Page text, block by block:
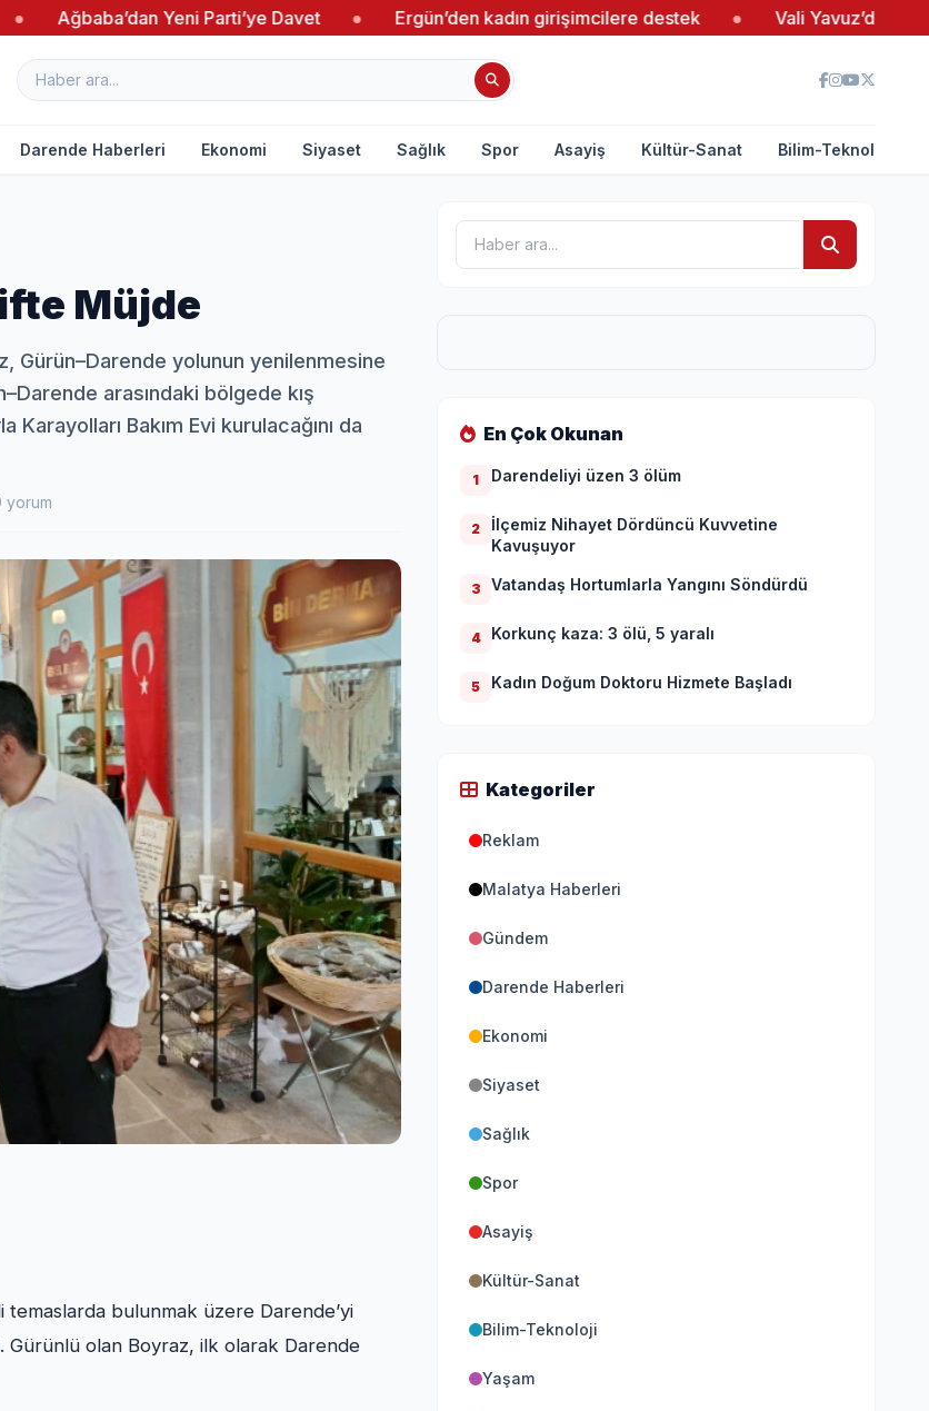
Yeni Parti’ye Davet ● Ergün’den kadın girişimcilere destek ● Vali Yavuz’dan Bedeste Tam
Darende Haberleri Ekonomi Siyaset Sağlık Spor Asayiş Kültür-Sanat Bilim-Teknoloji
Müjde
Gürün–Darende yolunun yenilenmesine
arasındaki bölgede kış
Karayolları Bakım Evi kurulacağını da
yorum
temaslarda bulunmak üzere Darende’yi
Gürünlü olan Boyraz, ilk olarak Darende
En Çok Okunan
1 Darendeliyi üzen 3 ölüm
2
İlçemiz Nihayet Dördüncü Kuvvetine
Kavuşuyor
3 Vatandaş Hortumlarla Yangını Söndürdü
4 Korkunç kaza: 3 ölü, 5 yaralı
5 Kadın Doğum Doktoru Hizmete Başladı
Kategoriler
Reklam
Malatya Haberleri
Gündem
Darende Haberleri
Ekonomi
Siyaset
Sağlık
Spor
Asayiş
Kültür-Sanat
Bilim-Teknoloji
Yaşam